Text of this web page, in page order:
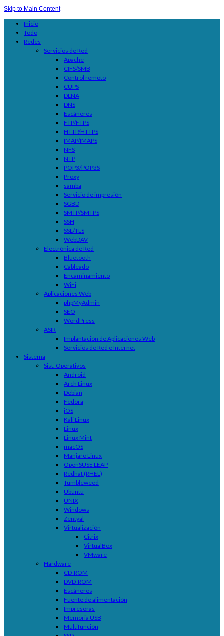
Skip to Main Content
Inicio
Todo
Redes
Servicios de Red
Apache
CIFS/SMB
Control remoto
CUPS
DLNA
DNS
Escáneres
FTP/FTPS
HTTP/HTTPS
IMAP/IMAPS
NFS
NTP
POP3/POP3S
Proxy
samba
Servicio de impresión
SGBD
SMTP/SMTPS
SSH
SSL/TLS
WebDAV
Electrónica de Red
Bluetooth
Cableado
Encaminamiento
WiFi
Aplicaciones Web
phpMyAdmin
SEO
WordPress
ASIR
Implantación de Aplicaciones Web
Servicios de Red e Internet
Sistema
Sist. Operativos
Android
Arch Linux
Debian
Fedora
iOS
Kali Linux
Linux
Linux Mint
macOS
Manjaro Linux
OpenSUSE LEAP
Redhat (RHEL)
Tumbleweed
Ubuntu
UNIX
Windows
Zentyal
Virtualización
Citrix
VirtualBox
VMware
Hardware
CD-ROM
DVD-ROM
Escáneres
Fuente de alimentación
Impresoras
Memoria USB
Multifunción